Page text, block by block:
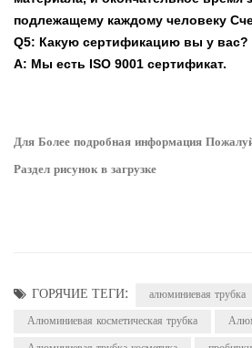
подлежащему каждому человеку
Q5: Какую сертификацию вы у вас?
A: Мы есть ISO 9001 сертификат.
Для Более подробная информация
Раздел рисунок в загрузке
ГОРЯЧИЕ ТЕГИ:
алюминиевая трубка
Алюминиевая косметическая трубка